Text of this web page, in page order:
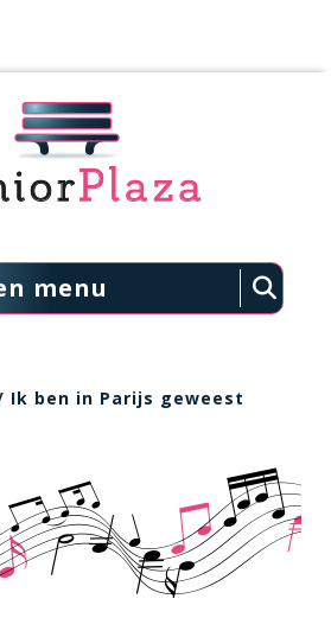
menu
Ik ben in Parijs geweest